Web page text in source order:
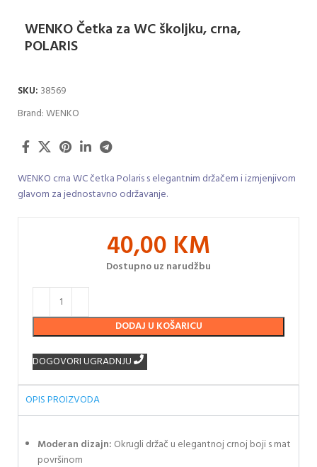
WENKO Četka za WC školjku, crna,
POLARIS
SKU: 38569
Brand:WENKO
WENKO crna WC četka Polaris s elegantnim držačem i izmjenjivom
glavom za jednostavno održavanje.
40,00 KM
Dostupno uz narudžbu
DODAJ U KOŠARICU
DOGOVORI UGRADNJU
OPIS PROIZVODA
Moderan dizajn: Okrugli držač u elegantnoj crnoj boji s mat
površinom